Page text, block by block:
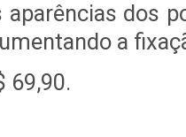
aparências dos
a
69,90.